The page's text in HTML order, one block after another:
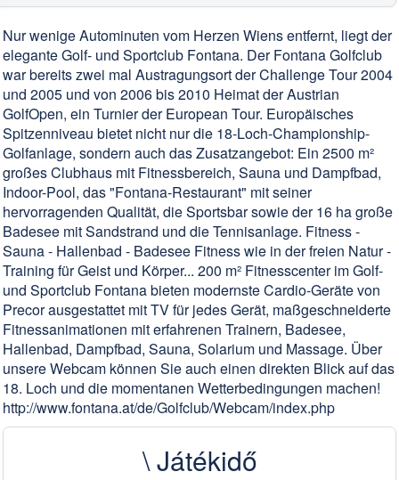
Nur wenige Autominuten vom Herzen Wiens entfernt, liegt der
elegante Golf- und Sportclub Fontana. Der Fontana Golfclub
war bereits zwei mal Austragungsort der Challenge Tour 2004
und 2005 und von 2006 bis 2010 Heimat der Austrian
GolfOpen, ein Turnier der European Tour. Europäisches
Spitzenniveau bietet nicht nur die 18-Loch-Championship-
Golfanlage, sondern auch das Zusatzangebot: Ein 2500 m²
großes Clubhaus mit Fitnessbereich, Sauna und Dampfbad,
Indoor-Pool, das "Fontana-Restaurant" mit seiner
hervorragenden Qualität, die Sportsbar sowie der 16 ha große
Badesee mit Sandstrand und die Tennisanlage. Fitness -
Sauna - Hallenbad - Badesee Fitness wie in der freien Natur -
Training für Geist und Körper... 200 m² Fitnesscenter im Golf-
und Sportclub Fontana bieten modernste Cardio-Geräte von
Precor ausgestattet mit TV für jedes Gerät, maßgeschneiderte
Fitnessanimationen mit erfahrenen Trainern, Badesee,
Hallenbad, Dampfbad, Sauna, Solarium und Massage. Über
unsere Webcam können Sie auch einen direkten Blick auf das
18. Loch und die momentanen Wetterbedingungen machen!
http://www.fontana.at/de/Golfclub/Webcam/index.php
\ Játékidő